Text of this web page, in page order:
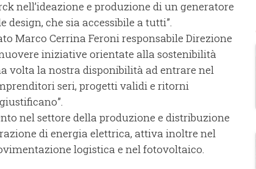
nell’ideazione e produzione di un generatore
che sia accessibile a tutti”.
Marco Cerrina Feroni responsabile Direzione
iniziative orientate alla sostenibilità
volta la nostra disponibilità ad entrare nel
seri, progetti validi e ritorni
nel settore della produzione e distribuzione
di energia elettrica, attiva inoltre nel
logistica e nel fotovoltaico.